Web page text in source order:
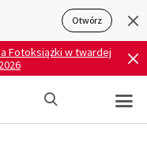
Otwórz
Fotoksiążki w twardej